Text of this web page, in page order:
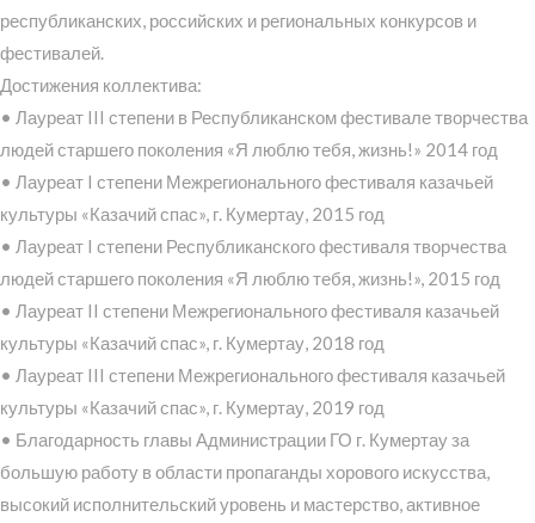
республиканских, российских и региональных конкурсов и
фестивалей.
Достижения коллектива:
• Лауреат III степени в Республиканском фестивале творчества
людей старшего поколения «Я люблю тебя, жизнь!» 2014 год
• Лауреат I степени Межрегионального фестиваля казачьей
культуры «Казачий спас», г. Кумертау, 2015 год
• Лауреат I степени Республиканского фестиваля творчества
людей старшего поколения «Я люблю тебя, жизнь!», 2015 год
• Лауреат II степени Межрегионального фестиваля казачьей
культуры «Казачий спас», г. Кумертау, 2018 год
• Лауреат III степени Межрегионального фестиваля казачьей
культуры «Казачий спас», г. Кумертау, 2019 год
• Благодарность главы Администрации ГО г. Кумертау за
большую работу в области пропаганды хорового искусства,
высокий исполнительский уровень и мастерство, активное